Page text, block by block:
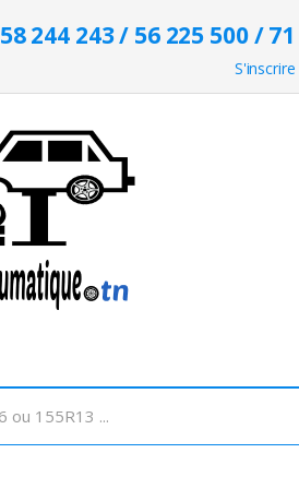
58 244 243 / 56 225 500 /
S'inscrire